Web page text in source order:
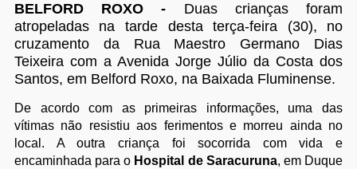
BELFORD ROXO - Duas crianças foram
atropeladas na tarde desta terça-feira (30), no
cruzamento da Rua Maestro Germano Dias
Teixeira com a Avenida Jorge Júlio da Costa dos
Santos, em Belford Roxo, na Baixada Fluminense.
De acordo com as primeiras informações, uma das
vítimas não resistiu aos ferimentos e morreu ainda no
local. A outra criança foi socorrida com vida e
encaminhada para o Hospital de Saracuruna, em Duque